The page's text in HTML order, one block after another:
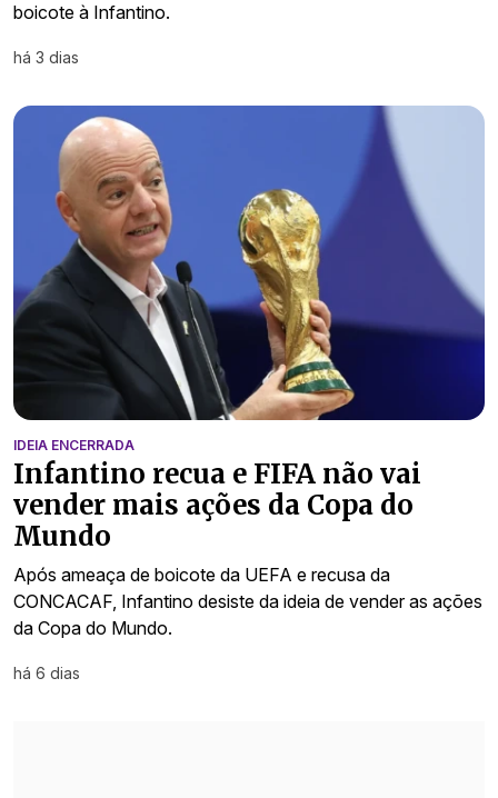
boicote à Infantino.
há 3 dias
IDEIA ENCERRADA
Infantino recua e FIFA não vai
vender mais ações da Copa do
Mundo
Após ameaça de boicote da UEFA e recusa da
CONCACAF, Infantino desiste da ideia de vender as ações
da Copa do Mundo.
há 6 dias